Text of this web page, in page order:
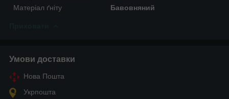
Матеріал ґніту
Бавовняний
Умови доставки
Нова Пошта
Укрпошта